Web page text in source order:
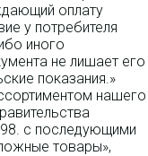
оплату
у потребителя
иного
не лишает его
показания.»
нашего
с последующими
товары»,